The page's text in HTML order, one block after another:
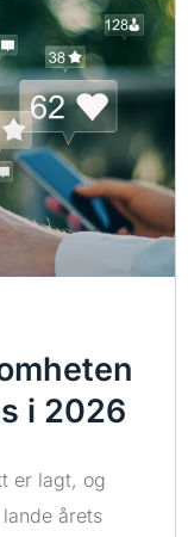
i 2026
er lagt, og
årets